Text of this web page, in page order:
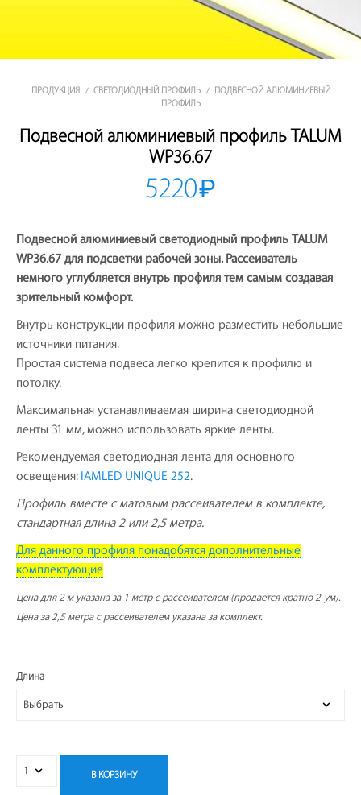
ПРОДУКЦИЯ / СВЕТОДИОДНЫЙ ПРОФИЛЬ /
ПОДВЕСНОЙ АЛЮМИНИЕВЫЙ
ПРОФИЛЬ
Подвесной алюминиевый профиль TALUM
WP36.67
5220₽
Подвесной алюминиевый светодиодный профиль TALUM
WP36.67 для подсветки рабочей зоны. Рассеиватель
немного углубляется внутрь профиля тем самым создавая
зрительный комфорт.
Внутрь конструкции профиля можно разместить небольшие
источники питания.
Простая система подвеса легко крепится к профилю и
потолку.
Максимальная устанавливаемая ширина светодиодной
ленты 31 мм, можно использовать яркие ленты.
Рекомендуемая светодиодная лента для основного
освещения: IAMLED UNIQUE 252.
Профиль вместе с матовым рассеивателем в комплекте,
стандартная длина 2 или 2,5 метра.
Для данного профиля понадобятся дополнительные
комплектующие
Цена для 2 м указана за 1 метр с рассеивателем (продается кратно 2-ум).
Цена за 2,5 метра с рассеивателем указана за комплект.
Длина
В КОРЗИНУ